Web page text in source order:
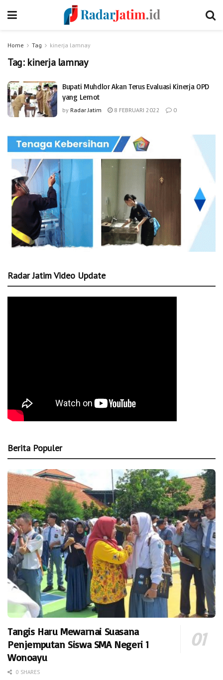
Home Tag kinerja lamnay
Tag: kinerja lamnay
Bupati Muhdlor Akan Terus Evaluasi Kinerja OPD
yang Lemot
by Radar Jatim 8 FEBRUARI 2022 0
Radar Jatim Video Update
Berita Populer
Tangis Haru Mewarnai Suasana
Penjemputan Siswa SMA Negeri 1
Wonoayu
0 SHARES